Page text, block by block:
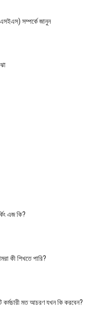
সম্পর্কে জানুন
এজ কি?
কী শিখতে পারি?
কর্মচারী মত আচরণ যখন কি করবেন?